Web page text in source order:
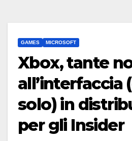
GAMES MICROSOFT
Xbox, tante
all’interfaccia
solo) in
per gli Insider